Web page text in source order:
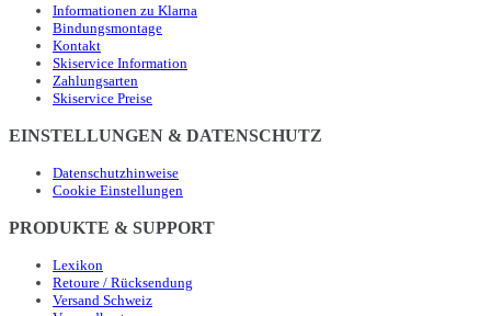
Informationen zu Klarna
Bindungsmontage
Kontakt
Skiservice Information
Zahlungsarten
Skiservice Preise
EINSTELLUNGEN & DATENSCHUTZ
Datenschutzhinweise
Cookie Einstellungen
PRODUKTE & SUPPORT
Lexikon
Retoure / Rücksendung
Versand Schweiz